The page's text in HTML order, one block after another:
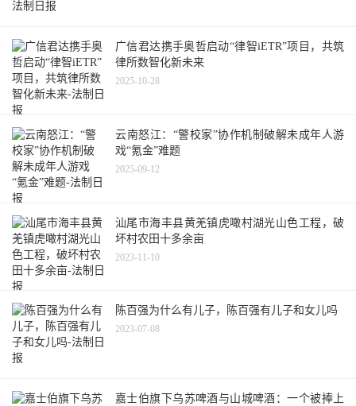
广信君达携手奥哲启动“律智iETR”项目，共筑
律所数智化新未来
2025-10-28
云南怒江：“警校家”协作机制破解未成年人游
戏“氪金”难题
2025-09-12
汕尾市海丰县黄羌镇虎噉村湖光山色工程，破
坏村农田十多余亩
2023-11-10
陈百强为什么有儿子，陈百强有儿子和女儿吗
2023-07-08
嘉士伯旗下乌苏啤酒与山城啤酒：一个被捧上